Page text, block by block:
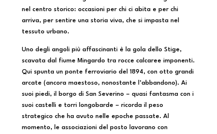
nel centro storico: occasioni per chi ci abita e per chi
arriva, per sentire una storia viva, che si impasta nel
tessuto urbano.
Uno degli angoli più affascinanti è la gola dello Stige,
scavata dal fiume Mingardo tra rocce calcaree imponenti.
Qui spunta un ponte ferroviario del 1894, con otto grandi
arcate (ancora maestoso, nonostante l’abbandono). Ai
suoi piedi, il borgo di San Severino – quasi fantasma con i
suoi castelli e torri longobarde – ricorda il peso
strategico che ha avuto nelle epoche passate. Al
momento, le associazioni del posto lavorano con